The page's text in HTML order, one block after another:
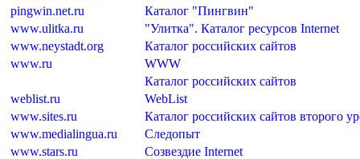
pingwin.net.ru
Каталог "Пингвин"
www.ulitka.ru
"Улитка". Каталог ресурсов Internet
www.neystadt.org
Каталог российских сайтов
www.ru
WWW
Каталог российских сайтов
weblist.ru
WebList
www.sites.ru
Каталог российских сайтов второго
www.medialingua.ru
Следопыт
www.stars.ru
Созвездие Internet